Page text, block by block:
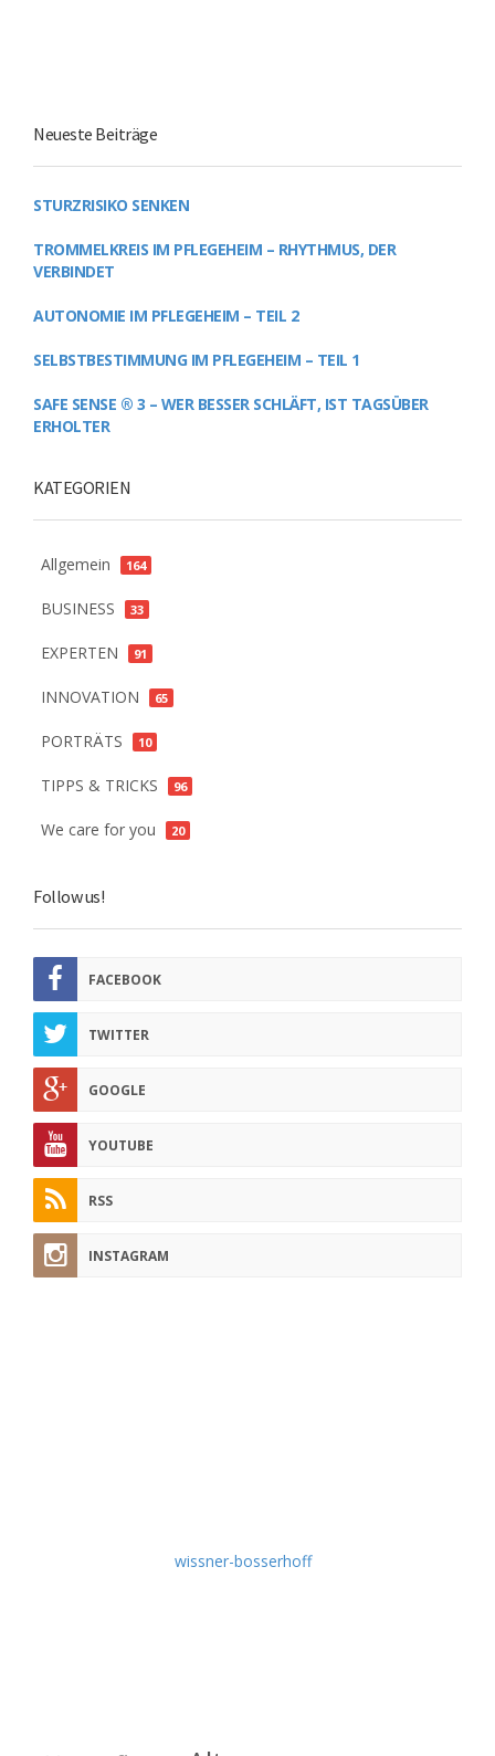
Neueste Beiträge
STURZRISIKO SENKEN
TROMMELKREIS IM PFLEGEHEIM – RHYTHMUS, DER
VERBINDET
AUTONOMIE IM PFLEGEHEIM – TEIL 2
SELBSTBESTIMMUNG IM PFLEGEHEIM – TEIL 1
SAFE SENSE ® 3 – WER BESSER SCHLÄFT, IST TAGSÜBER
ERHOLTER
KATEGORIEN
Allgemein 164
BUSINESS 33
EXPERTEN 91
INNOVATION 65
PORTRÄTS 10
TIPPS & TRICKS 96
We care for you 20
Follow us!
FACEBOOK
TWITTER
GOOGLE
YOUTUBE
RSS
INSTAGRAM
wissner-bosserhoff